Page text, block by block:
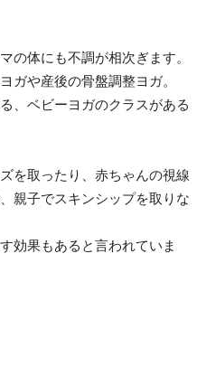
の体にも不調が相次ぎます。
ガや産後の骨盤調整ヨガ。
、ベビーヨガのクラスがある
を取ったり、赤ちゃんの視線
親子でスキンシップを取りな
効果もあると言われていま